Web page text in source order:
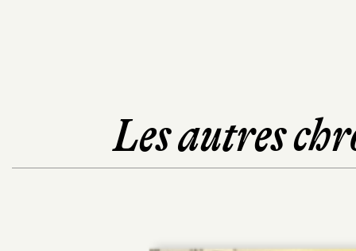
Les autres